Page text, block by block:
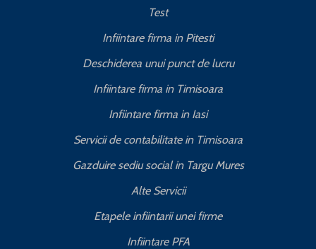
Test
Infiintare firma in Pitesti
Deschiderea unui punct de lucru
Infiintare firma in Timisoara
Infiintare firma in Iasi
Servicii de contabilitate in Timisoara
Gazduire sediu social in Targu Mures
Alte Servicii
Etapele infiintarii unei firme
Infiintare PFA